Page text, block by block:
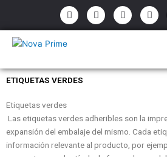
contenido
P
h
o
l
t
E
n
v
e
F
a
c
k
I
n
s
a
ETIQUETAS VERDES
Etiquetas verdes
Las etiquetas verdes adheribles son la
expansión del embalaje del mismo. Cada
información relevante al producto, por